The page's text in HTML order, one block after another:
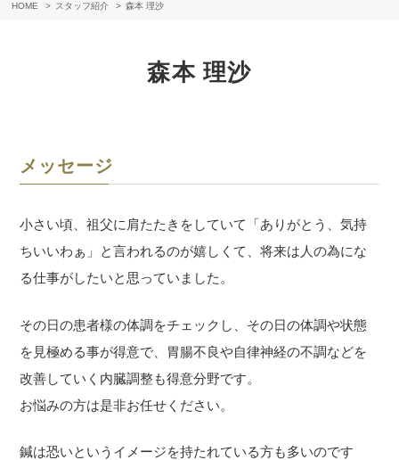
HOME スタッフ紹介 森本 理沙
森本 理沙
メッセージ
小さい頃、祖父に肩たたきをしていて「ありがとう、気持
ちいいわぁ」と言われるのが嬉しくて、将来は人の為にな
る仕事がしたいと思っていました。
その日の患者様の体調をチェックし、その日の体調や状態
を見極める事が得意で、胃腸不良や自律神経の不調などを
改善していく内臓調整も得意分野です。
お悩みの方は是非お任せください。
鍼は恐いというイメージを持たれている方も多いのです